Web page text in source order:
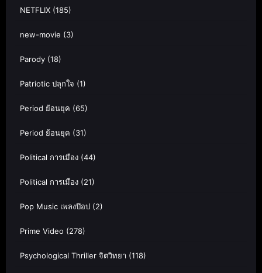
NETFLIX (185)
new-movie (3)
Parody (18)
Patriotic ปลุกใจ (1)
Period ย้อนยุค (65)
Period ย้อนยุค (31)
Political การเมือง (44)
Political การเมือง (21)
Pop Music เพลงป๊อป (2)
Prime Video (278)
Psychological Thriller จิตวิทยา (118)